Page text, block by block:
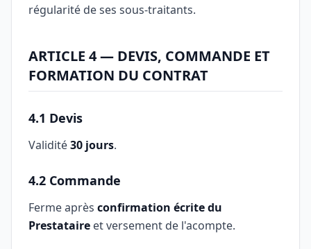
régularité de ses sous-traitants.
ARTICLE 4 — DEVIS, COMMANDE ET
FORMATION DU CONTRAT
4.1 Devis
Validité30 jours.
4.2 Commande
Ferme après confirmation écrite du
Prestataire et versement de l'acompte.